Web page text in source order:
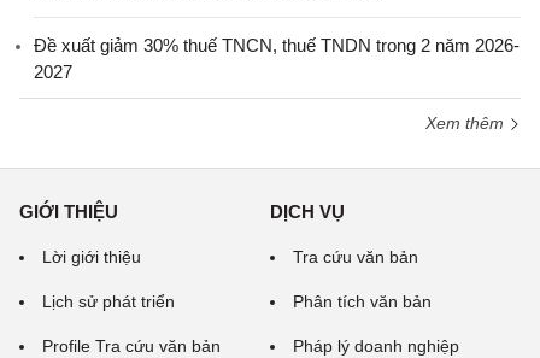
Đề xuất giảm 30% thuế TNCN, thuế TNDN trong 2 năm 2026-
2027
Xem thêm
GIỚI THIỆU
Lời giới thiệu
Lịch sử phát triển
Profile Tra cứu văn bản
DỊCH VỤ
Tra cứu văn bản
Phân tích văn bản
Pháp lý doanh nghiệp